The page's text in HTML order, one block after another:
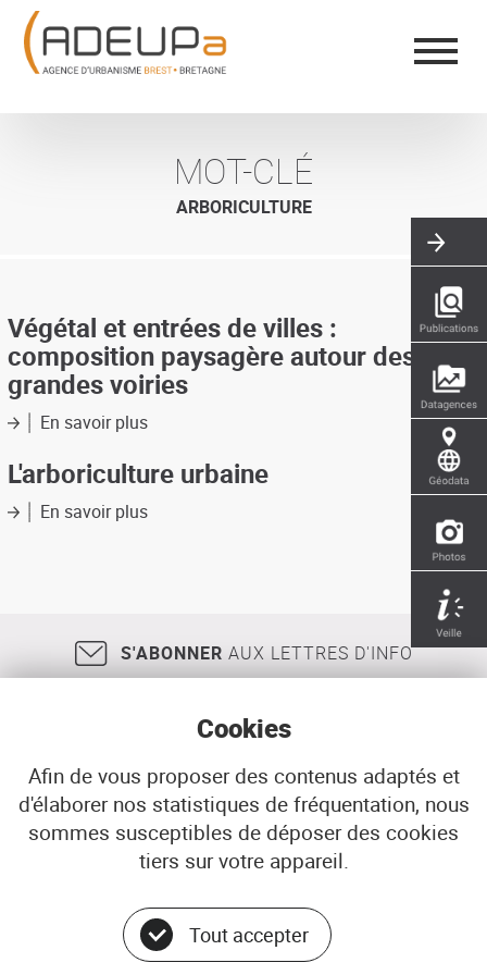
Aller
contenu
principal
MOT-CLÉ
ARBORICULTURE
Végétal et entrées de villes :
composition paysagère autour des
grandes voiries
En savoir plussur
et
entrées
de
grandes
voiries
L'arboriculture urbaine
En savoir plussur
S'ABONNER AUX LETTRES D'INFO
18, rue Jean Jaurès 29200 BREST
02 98 33 51 71
CONTACT
© ADEUPa
Panneau de gestion des cookies
Cookies
Afin de vous proposer des contenus adaptés et
d'élaborer nos statistiques de fréquentation, nous
sommes susceptibles de déposer des cookies
tiers sur votre appareil.
Tout accepter